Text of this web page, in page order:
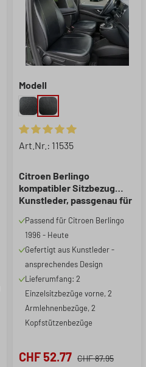
Modell
Durchschnittliche Bewertung
Art.Nr.: 11535
Citroen Berlingo
kompatibler Sitzbezug
Kunstleder, passgenau für
robuste Sitzbezüge
Transporter/Van anthrazit
Passend für Citroen Berlingo
1996 - Heute
Gefertigt aus Kunstleder -
ansprechendes Design
Lieferumfang: 2
Einzelsitzbezüge vorne, 2
Armlehnenbezüge, 2
Kopfstützenbezüge
CHF 52.77 CHF 87.95